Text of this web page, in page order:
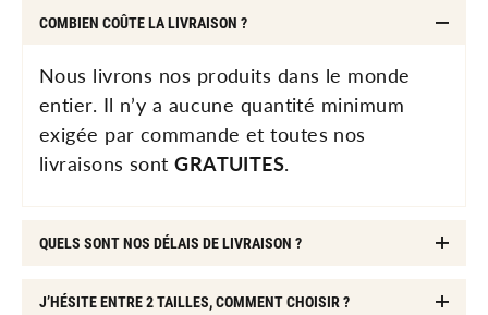
COMBIEN COÛTE LA LIVRAISON ?
Nous livrons nos produits dans le monde
entier. Il n’y a aucune quantité minimum
exigée par commande et toutes nos
livraisons sontGRATUITES.
QUELS SONT NOS DÉLAIS DE LIVRAISON ?
J’HÉSITE ENTRE 2 TAILLES, COMMENT CHOISIR ?